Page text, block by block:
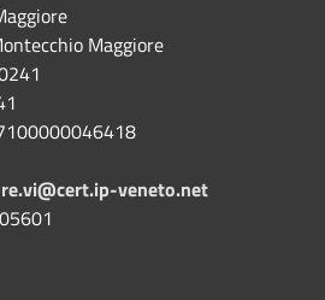
Maggiore
veneto.net